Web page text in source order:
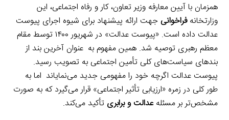
همزمان با آیین معارفه وزیر تعاون، کار و رفاه اجتماعی، این
وزارتخانهفراخوانی جهت ارائه پیشنهاد برای شیوه اجرای پیوست
عدالت داده است. «پیوست عدالت» در شهریور ۱۴۰۰ توسط مقام
معظم رهبری توصیه شد. همین مفهوم به عنوان آخرین بند از
بندهای سیاست‌های کلی تأمین اجتماعی به تصویب رسید.
پیوست عدالت اگرچه خود را مفهومی جدید می‌نمایاند اما به
طور کلی در زمره «ارزیابی تأثیر اجتماعی» قرار می‌گیرد که به صورت
مشخص‌تر بر مسئلهعدالت و برابری تأکید می‌کند.